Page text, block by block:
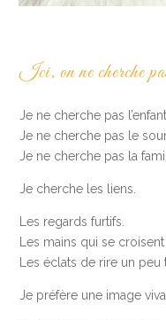
Ici, on ne cherche
Je ne cherche pas
Je ne cherche pas le
Je ne cherche pas la
Je cherche les liens.
Les regards furtifs.
Les mains qui se
Les éclats de rire un peu
Je préfère une image